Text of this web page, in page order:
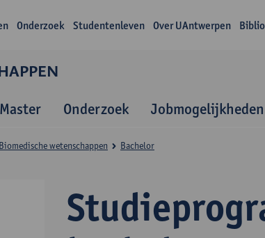
Onderzoek Studentenleven Over UAntwerpen
Master Onderzoek Jobmogelijkheden
Biomedische wetenschappen Bachelor